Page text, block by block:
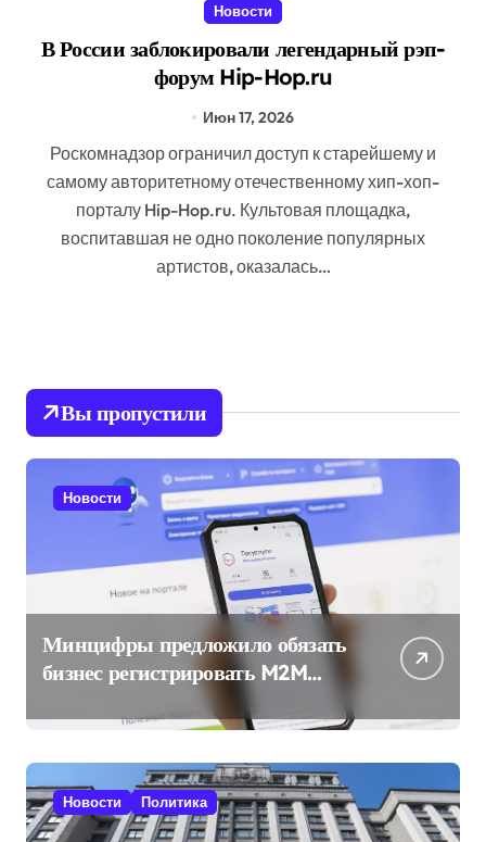
Новости
В России заблокировали легендарный рэп-
форум Hip-Hop.ru
Июн 17, 2026
Роскомнадзор ограничил доступ к старейшему и
самому авторитетному отечественному хип-хоп-
порталу Hip-Hop.ru. Культовая площадка,
воспитавшая не одно поколение популярных
артистов, оказалась…
Вы пропустили
Новости
Минцифры предложило обязать
бизнес регистрировать M2M
Новости Политика